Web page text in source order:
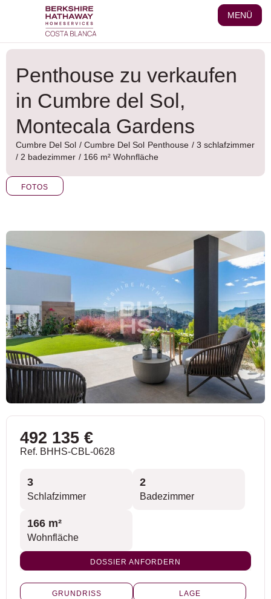
MENÜ
Penthouse zu verkaufen
in Cumbre del Sol,
Montecala Gardens
Cumbre Del Sol / Cumbre Del Sol Penthouse / 3 schlafzimmer
/ 2 badezimmer / 166 m² Wohnfläche
FOTOS
492 135 €
Ref. BHHS-CBL-0628
3
Schlafzimmer
2
Badezimmer
166 m²
Wohnfläche
DOSSIER ANFORDERN
GRUNDRISS LAGE